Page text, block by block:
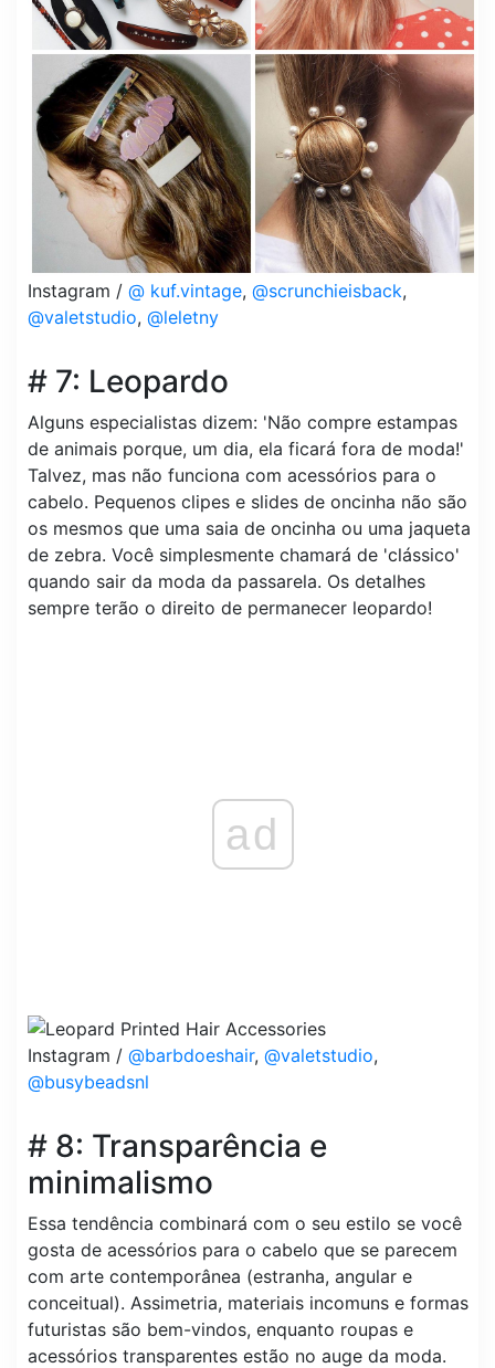
Instagram / @ kuf.vintage, @scrunchieisback,
@valetstudio, @leletny
# 7: Leopardo
Alguns especialistas dizem: 'Não compre estampas
de animais porque, um dia, ela ficará fora de moda!'
Talvez, mas não funciona com acessórios para o
cabelo. Pequenos clipes e slides de oncinha não são
os mesmos que uma saia de oncinha ou uma jaqueta
de zebra. Você simplesmente chamará de 'clássico'
quando sair da moda da passarela. Os detalhes
sempre terão o direito de permanecer leopardo!
ad
Instagram / @barbdoeshair, @valetstudio,
@busybeadsnl
# 8: Transparência e
minimalismo
Essa tendência combinará com o seu estilo se você
gosta de acessórios para o cabelo que se parecem
com arte contemporânea (estranha, angular e
conceitual). Assimetria, materiais incomuns e formas
futuristas são bem-vindos, enquanto roupas e
acessórios transparentes estão no auge da moda.